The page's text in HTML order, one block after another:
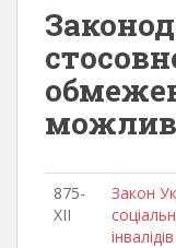
875-
ХІІ
Закон